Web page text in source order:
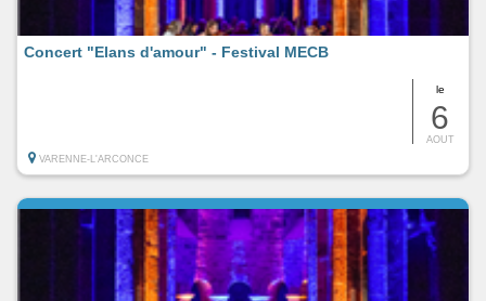
le
6
AOUT
Concert "Elans d'amour" - Festival MECB
VARENNE-L'ARCONCE